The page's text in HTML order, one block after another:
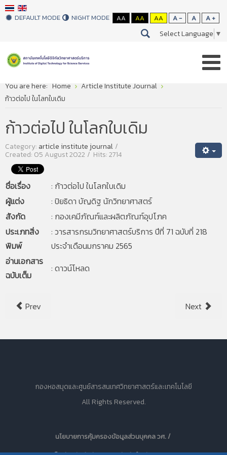
DEFAULT MODE NIGHT MODE AA AA AA A - A A +
Select Language ▼
You are here: Home
Article Institute Journal
ก้าวต่อไป ในโลกใบเดิม
ก้าวต่อไป ในโลกใบเดิม
Category: article institute journal
Created: 05 August 2022 Hits: 2714
ชื่อเรื่อง
: ก้าวต่อไป ในโลกใบเดิม
ผู้แต่ง
: ปิยธิดา บัญดิฐ นักวิทยาศาสตร์
สังกัด
: กองเคมีภัณฑ์และผลิตภัณฑ์อุปโภค
ประเภทสิ่ง
พิมพ์
: วารสารกรมวิทยาศาสตร์บริการ ปีที่ 71 ฉบับที่ 218
ประจำเดือนมกราคม 2565
อ่านเอกสาร
ฉบับเต็ม
: ดาวน์โหลด
Prev Next
กองหอสมุดและศูนย์สารสนเทศวิทยาศาสตร์และเทคโนโลยี
All Rights Reserved.
นโยบายการคุ้มครองข้อมูลส่วนบุคคล วศ. /